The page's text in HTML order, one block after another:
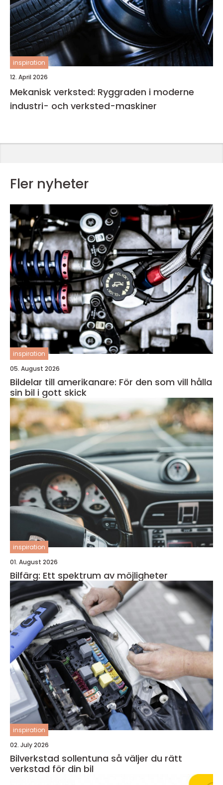
inspiration
12. April 2026
Mekanisk verksted: Ryggraden i moderne
industri- och verksted-maskiner
Fler nyheter
inspiration
05. August 2026
Bildelar till amerikanare: För den som vill hålla
sin bil i gott skick
inspiration
01. August 2026
Bilfärg: Ett spektrum av möjligheter
inspiration
02. July 2026
Bilverkstad sollentuna så väljer du rätt
verkstad för din bil